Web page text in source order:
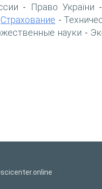
- Право України -
Страхование -
науки -